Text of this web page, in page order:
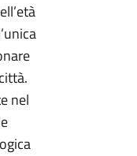
nel